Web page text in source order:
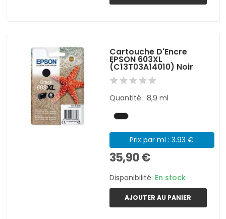
Cartouche D'Encre
EPSON 603XL
(C13T03A14010) Noir
Quantité : 8,9 ml
Prix par ml : 3.93 €
35,90 €
Disponibilité: En stock
AJOUTER AU PANIER